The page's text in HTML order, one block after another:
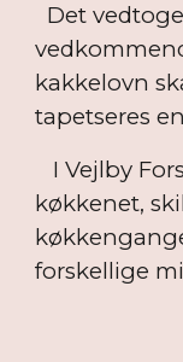
Det
kakkelovn
tapetseres
I Vejlby
køkkenet,
forskellige